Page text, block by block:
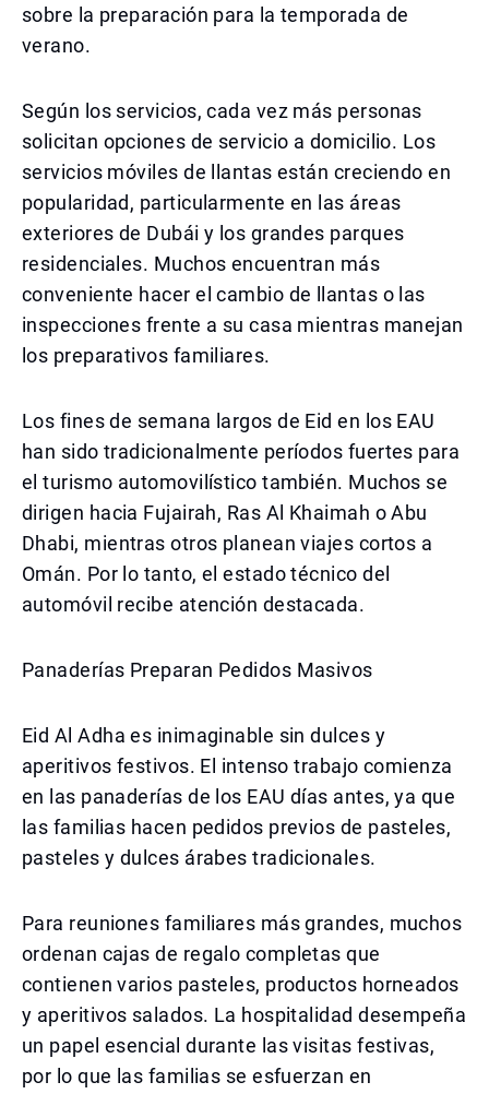
sobre la preparación para la temporada de
verano.
Según los servicios, cada vez más personas
solicitan opciones de servicio a domicilio. Los
servicios móviles de llantas están creciendo en
popularidad, particularmente en las áreas
exteriores de Dubái y los grandes parques
residenciales. Muchos encuentran más
conveniente hacer el cambio de llantas o las
inspecciones frente a su casa mientras manejan
los preparativos familiares.
Los fines de semana largos de Eid en los EAU
han sido tradicionalmente períodos fuertes para
el turismo automovilístico también. Muchos se
dirigen hacia Fujairah, Ras Al Khaimah o Abu
Dhabi, mientras otros planean viajes cortos a
Omán. Por lo tanto, el estado técnico del
automóvil recibe atención destacada.
Panaderías Preparan Pedidos Masivos
Eid Al Adha es inimaginable sin dulces y
aperitivos festivos. El intenso trabajo comienza
en las panaderías de los EAU días antes, ya que
las familias hacen pedidos previos de pasteles,
pasteles y dulces árabes tradicionales.
Para reuniones familiares más grandes, muchos
ordenan cajas de regalo completas que
contienen varios pasteles, productos horneados
y aperitivos salados. La hospitalidad desempeña
un papel esencial durante las visitas festivas,
por lo que las familias se esfuerzan en